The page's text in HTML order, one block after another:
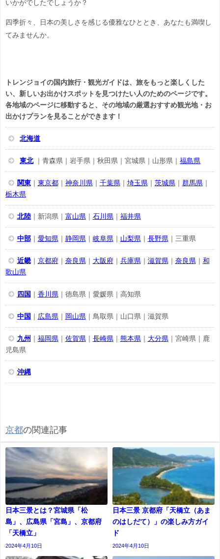
いかがでしたでしょうか？
四季折々、日本の美しさを感じる優雅なひととき、あなたも満喫し
てみませんか。
トレンジョイの国内旅行・観光ガイドは、旅をもっと楽しくした
い、新しいお出かけスポットを見つけたい人のためのページです。
各地域のページに移動すると、その地域の厳選おすすめ観光地・お
出かけプランを見ることができます！
北海道
東北｜青森県｜岩手県｜秋田県｜宮城県｜山形県｜福島県
関東｜ 東京都｜ 神奈川県 ｜ 千葉県 ｜ 埼玉県 ｜ 茨城県 ｜ 群馬県 ｜
栃木県
北陸｜新潟県｜ 富山県 ｜ 石川県 ｜ 福井県
中部｜ 愛知県 ｜ 静岡県 ｜ 岐阜県 ｜ 山梨県 ｜ 長野県 ｜三重県
近畿｜ 京都府｜ 奈良県 ｜ 大阪府｜ 兵庫県 ｜ 滋賀県 ｜ 奈良県 ｜ 和
歌山県
四国 ｜ 香川県 ｜徳島県｜愛媛県｜高知県
中国 ｜ 広島県 ｜ 岡山県 ｜鳥取県｜山口県｜滋賀県
九州 ｜ 福岡県 ｜ 佐賀県 ｜ 長崎県 ｜ 熊本県 ｜ 大分県 ｜宮崎県｜鹿
児島県
沖縄
京都の関連記事
日本三景とは？宮城県「松
島」、広島県「宮島」、京都府
「天橋立」
2024年4月10日
日本三景 京都府「天橋立（あま
のはしだて）」の楽しみ方ガイ
ド
2024年4月10日